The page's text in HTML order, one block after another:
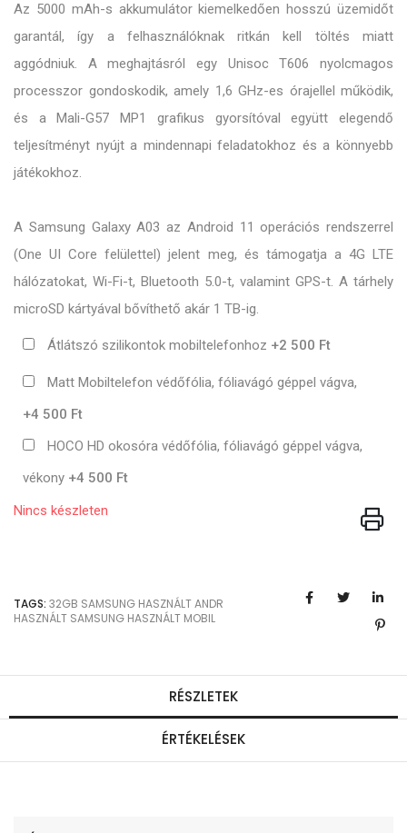
Az 5000 mAh-s akkumulátor kiemelkedően hosszú üzemidőt
garantál, így a felhasználóknak ritkán kell töltés miatt
aggódniuk. A meghajtásról egy Unisoc T606 nyolcmagos
processzor gondoskodik, amely 1,6 GHz-es órajellel működik,
és a Mali-G57 MP1 grafikus gyorsítóval együtt elegendő
teljesítményt nyújt a mindennapi feladatokhoz és a könnyebb
játékokhoz.
A Samsung Galaxy A03 az Android 11 operációs rendszerrel
(One UI Core felülettel) jelent meg, és támogatja a 4G LTE
hálózatokat, Wi-Fi-t, Bluetooth 5.0-t, valamint GPS-t. A tárhely
microSD kártyával bővíthető akár 1 TB-ig.
Átlátszó szilikontok mobiltelefonhoz +2 500 Ft
Matt Mobiltelefon védőfólia, fóliavágó géppel vágva,
+4 500 Ft
HOCO HD okosóra védőfólia, fóliavágó géppel vágva,
vékony +4 500 Ft
Nincs készleten
TAGS: 32GB SAMSUNG HASZNÁLT ANDR
HASZNÁLT SAMSUNG HASZNÁLT MOBIL
RÉSZLETEK
ÉRTÉKELÉSEK